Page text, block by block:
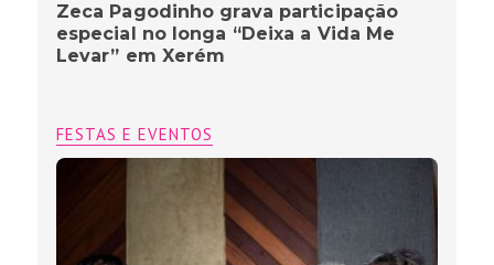
Zeca Pagodinho grava participação
especial no longa “Deixa a Vida Me
Levar” em Xerém
FESTAS E EVENTOS